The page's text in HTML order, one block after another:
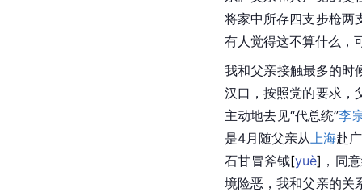
将家中所存四支步枪两
有人觉得这不算什么，
我和父亲接触最多的时
汉口，按照党的要求，
主动地去见“代总统”李
是4月随父亲从 上海赴
石甘冒斧钺[yuè] ，同
境险恶，我和父亲的关